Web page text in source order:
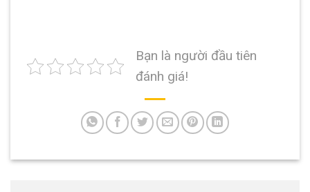
Bạn là người đầu tiên
đánh giá!